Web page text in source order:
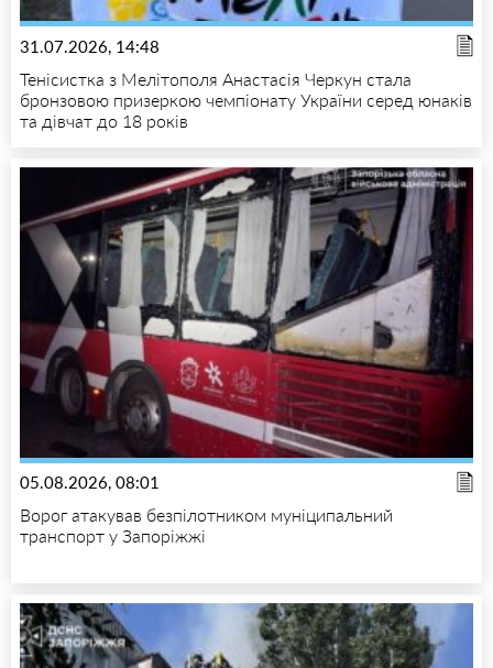
31.07.2026, 14:48
Тенісистка з Мелітополя Анастасія Черкун стала
бронзовою призеркою чемпіонату України серед юнаків
та дівчат до 18 років
05.08.2026, 08:01
Ворог атакував безпілотником муніципальний
транспорт у Запоріжжі